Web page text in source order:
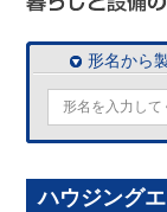
形名から
ハウジング